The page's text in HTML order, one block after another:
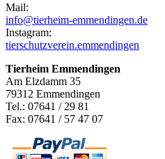
Mail:
info@tierheim-emmendingen.de
Instagram:
tierschutzverein.emmendingen
Tierheim Emmendingen
Am Elzdamm 35
79312 Emmendingen
Tel.: 07641 / 29 81
Fax: 07641 / 57 47 07